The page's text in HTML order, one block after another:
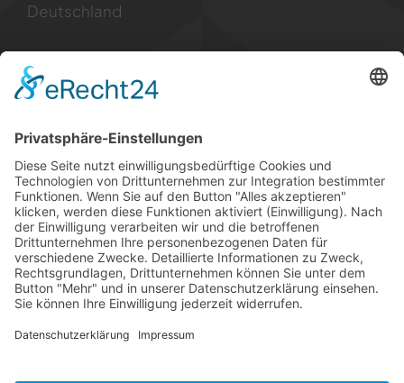
Deutschland
Kontakt
Mail: info [at] borfh.de
Rechtliches
Impressum
Datenschutz